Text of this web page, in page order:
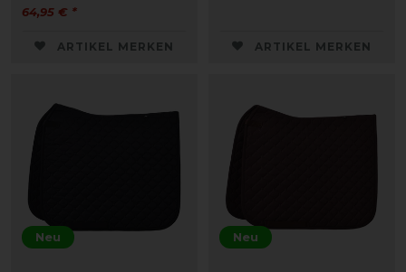
64,95 € *
ARTIKEL MERKEN ARTIKEL MERKEN
Neu Neu